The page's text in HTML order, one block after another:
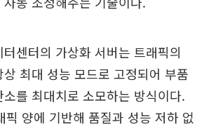
센터의 가상화 서버는 트래픽의
최대 성능 모드로 고정되어 부품
를 최대치로 소모하는 방식이다.
픽 양에 기반해 품질과 성능 저하 없